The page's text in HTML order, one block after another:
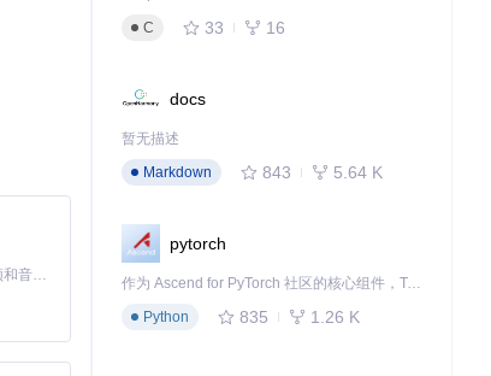
MiniMax H3 是一个通用的全模态生成系统。它支持对由文本、图像、视频和音频组成的多模态上下文进行统一理解，并能生成分辨率高达 2K、时长可达 15 秒的带原生立体声音频的视频。得益于面向任务泛化的系统设计，H3 在预训练阶段就已具备广泛的多模态上下文理解与生成能力，能够出色地执行复杂的多模态指令。
C
33 16
docs
暂无描述
Markdown
843 5.64 K
pytorch
作为 Ascend for PyTorch 社区的核心组件，TorchNPU 是昇腾专为 PyTorch 打造的深度学习适配插件，使 PyTorch 框架能够直接调用昇腾 NPU，为开发者提供昇腾 AI 处理器的超强算力。
Python
835 1.26 K